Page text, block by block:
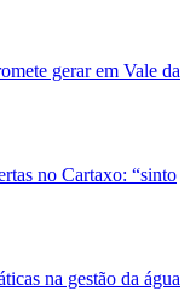
gerar em Vale da
no Cartaxo: “sinto
na gestão da água